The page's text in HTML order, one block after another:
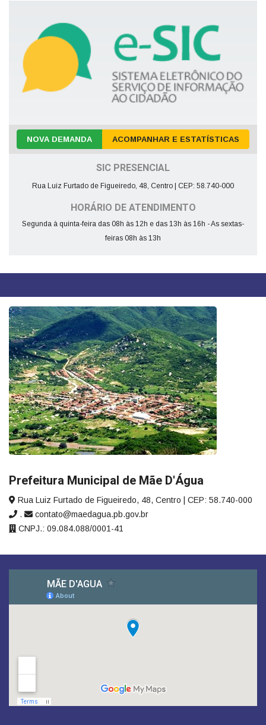
NOVA DEMANDA ACOMPANHAR E ESTATÍSTICAS
SIC PRESENCIAL
Rua Luiz Furtado de Figueiredo, 48, Centro | CEP: 58.740-000
HORÁRIO DE ATENDIMENTO
Segunda à quinta-feira das 08h às 12h e das 13h às 16h - As sextas-
feiras 08h às 13h
Prefeitura Municipal de Mãe D'Água
Rua Luiz Furtado de Figueiredo, 48, Centro | CEP: 58.740-000
.
contato@maedagua.pb.gov.br
CNPJ.: 09.084.088/0001-41